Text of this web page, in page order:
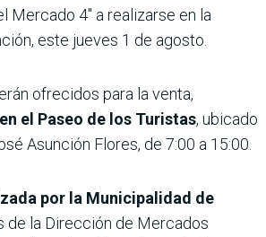
Mercado 4″ a realizarse en la
este jueves 1 de agosto.
ofrecidos para la venta,
el Paseo de los Turistas, ubicado
Asunción Flores, de 7:00 a 15:00.
por la Municipalidad de
de la Dirección de Mercados